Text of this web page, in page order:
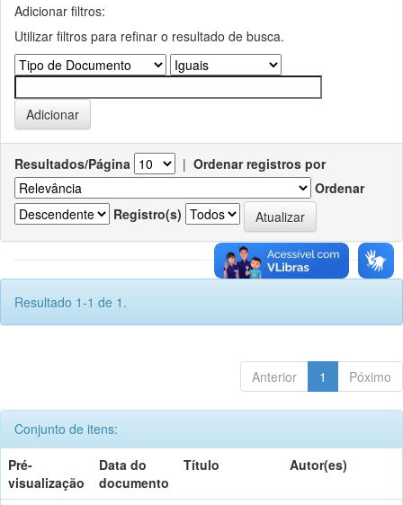
Adicionar filtros:
Utilizar filtros para refinar o resultado de busca.
Resultados/Página | Ordenar registros por
Ordenar
Registro(s)
Resultado 1-1 de 1.
Anterior 1 Póximo
Conjunto de itens:
Pré-
visualização
Data do
documento
Título Autor(es)